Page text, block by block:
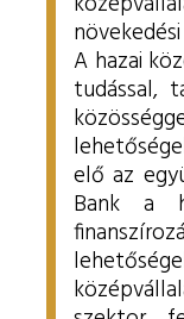
A hazai
tudással,
elő az
Bank a